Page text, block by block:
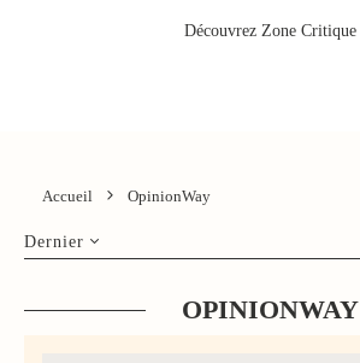
Découvrez Zone Critique
Accueil OpinionWay
Dernier
OPINIONWAY